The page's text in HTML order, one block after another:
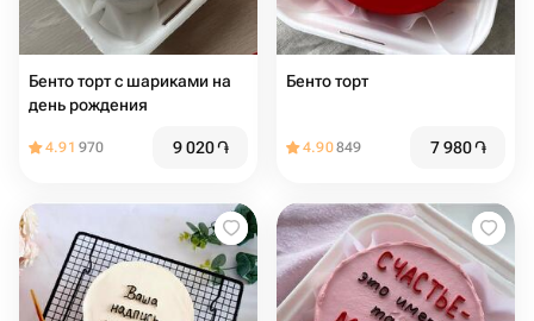
Бенто торт с шариками на
день рождения
4.91 970 9 020֏
Бенто торт
4.90849 7 980֏